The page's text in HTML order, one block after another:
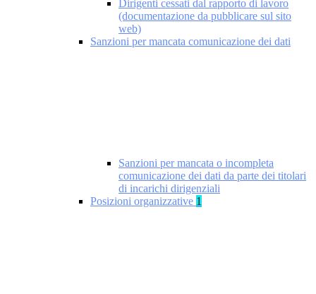
Dirigenti cessati dal rapporto di lavoro
(documentazione da pubblicare sul sito
web)
Sanzioni per mancata comunicazione dei dati
Sanzioni per mancata o incompleta
comunicazione dei dati da parte dei titolari
di incarichi dirigenziali
Posizioni organizzative 1